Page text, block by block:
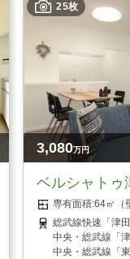
25枚
3,080万円
ベルシャトゥ
64㎡（
総武線快速「津
中央・総武線「
中央・総武線「